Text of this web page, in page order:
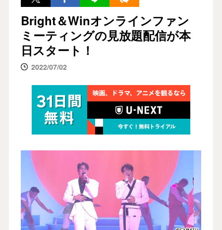
Bright＆Winオンラインファン
ミーティングの見放題配信が本
日スタート！
2022/07/02